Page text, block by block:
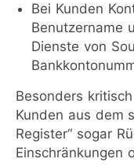
Bei Kunden
Benutzername
Dienste von
Besonders
Kunden aus dem
Register“ sogar
Einschränkungen